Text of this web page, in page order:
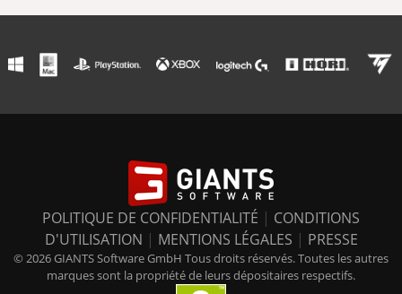
POLITIQUE DE CONFIDENTIALITÉ | CONDITIONS
D'UTILISATION | MENTIONS LÉGALES | PRESSE
© 2026 GIANTS Software GmbH Tous droits réservés. Toutes les autres
marques sont la propriété de leurs dépositaires respectifs.